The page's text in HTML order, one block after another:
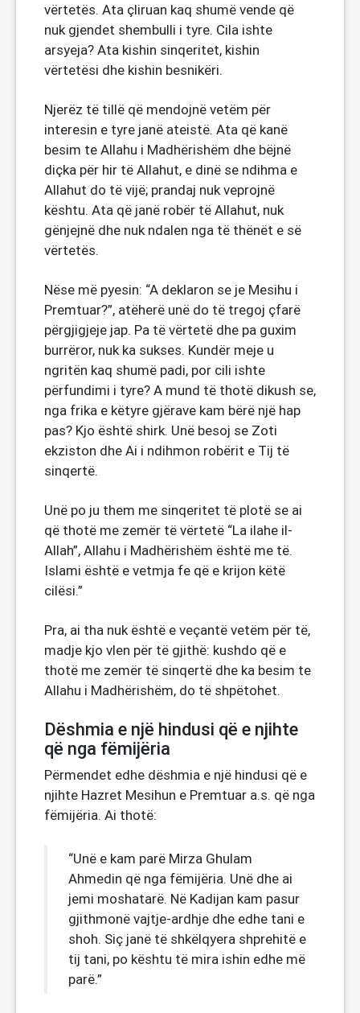
vërtetës. Ata çliruan kaq shumë vende që
nuk gjendet shembulli i tyre. Cila ishte
arsyeja? Ata kishin sinqeritet, kishin
vërtetësi dhe kishin besnikëri.
Njerëz të tillë që mendojnë vetëm për
interesin e tyre janë ateistë. Ata që kanë
besim te Allahu i Madhërishëm dhe bëjnë
diçka për hir të Allahut, e dinë se ndihma e
Allahut do të vijë; prandaj nuk veprojnë
kështu. Ata që janë robër të Allahut, nuk
gënjejnë dhe nuk ndalen nga të thënët e së
vërtetës.
Nëse më pyesin: “A deklaron se je Mesihu i
Premtuar?”, atëherë unë do të tregoj çfarë
përgjigjeje jap. Pa të vërtetë dhe pa guxim
burrëror, nuk ka sukses. Kundër meje u
ngritën kaq shumë padi, por cili ishte
përfundimi i tyre? A mund të thotë dikush se,
nga frika e këtyre gjërave kam bërë një hap
pas? Kjo është shirk. Unë besoj se Zoti
ekziston dhe Ai i ndihmon robërit e Tij të
sinqertë.
Unë po ju them me sinqeritet të plotë se ai
që thotë me zemër të vërtetë “La ilahe il-
Allah”, Allahu i Madhërishëm është me të.
Islami është e vetmja fe që e krijon këtë
cilësi.”
Pra, ai tha nuk është e veçantë vetëm për të,
madje kjo vlen për të gjithë: kushdo që e
thotë me zemër të sinqertë dhe ka besim te
Allahu i Madhërishëm, do të shpëtohet.
Dëshmia e një hindusi që e njihte
që nga fëmijëria
Përmendet edhe dëshmia e një hindusi që e
njihte Hazret Mesihun e Premtuar a.s. që nga
fëmijëria. Ai thotë:
“Unë e kam parë Mirza Ghulam
Ahmedin që nga fëmijëria. Unë dhe ai
jemi moshatarë. Në Kadijan kam pasur
gjithmonë vajtje-ardhje dhe edhe tani e
shoh. Siç janë të shkëlqyera shprehitë e
tij tani, po kështu të mira ishin edhe më
parë.”